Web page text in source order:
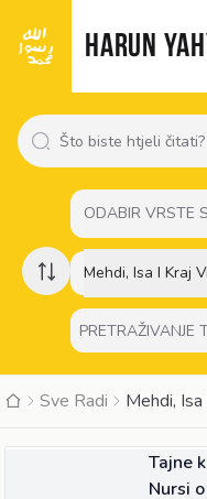
HARUN
ODABIR VRSTE
Mehdi, Isa I Kraj
Sve Radi Mehdi,
Tajne
Nursi